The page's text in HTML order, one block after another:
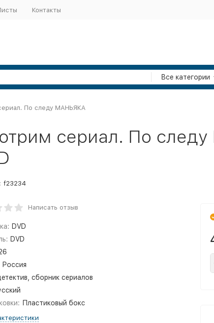
Контакты
Все категории
По следу МАНЬЯКА
сериал. По
f23234
Написать отзыв
DVD
DVD
Россия
сборник сериалов
Пластиковый бокс